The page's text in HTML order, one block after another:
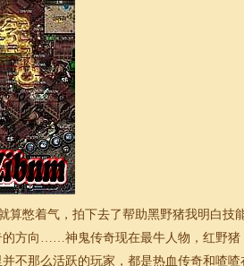
算憋着气，拍下去了帮助黑野猪我明白技
的方向……神鬼传奇现在最牛人物，红野猪
不那么活跃的玩家，都是热血传奇和喳